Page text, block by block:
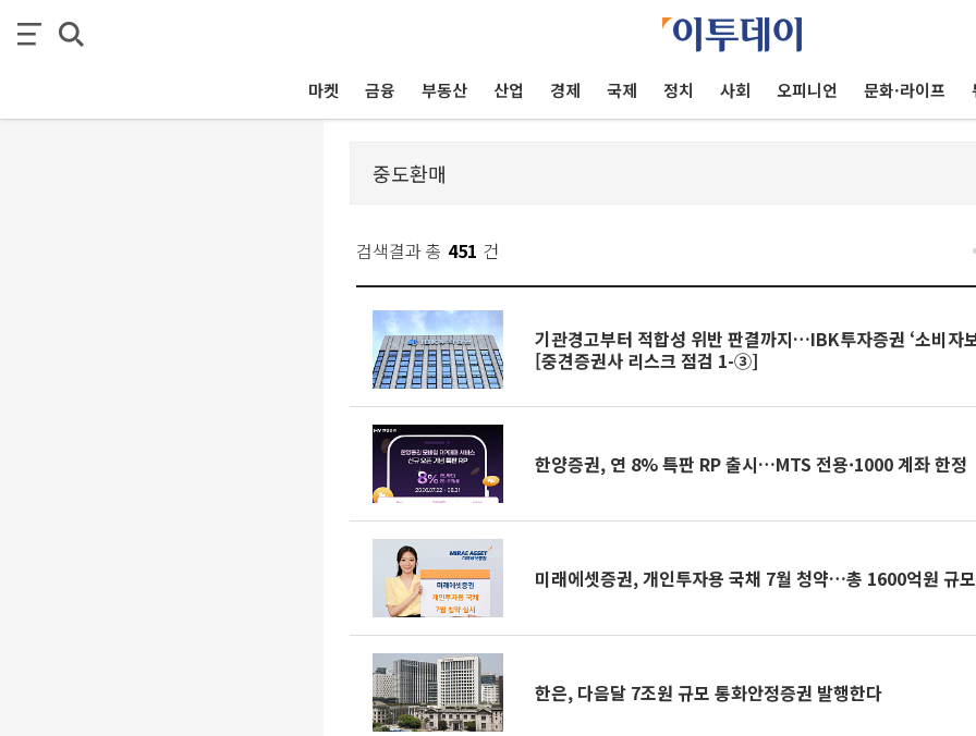
마켓 금융 부동산 산업 경제 국제 정치 사회 오피니언 문화·라이프
검색결과 총 451 건
기관경고부터 적합성 위반 판결까지…IBK투자증권 ‘소비자
[중견증권사 리스크 점검 1-③]
한양증권, 연 8% 특판 RP 출시…MTS 전용·1000 계좌 한정
미래에셋증권, 개인투자용 국채 7월 청약…총 1600억원 규모
한은, 다음달 7조원 규모 통화안정증권 발행한다